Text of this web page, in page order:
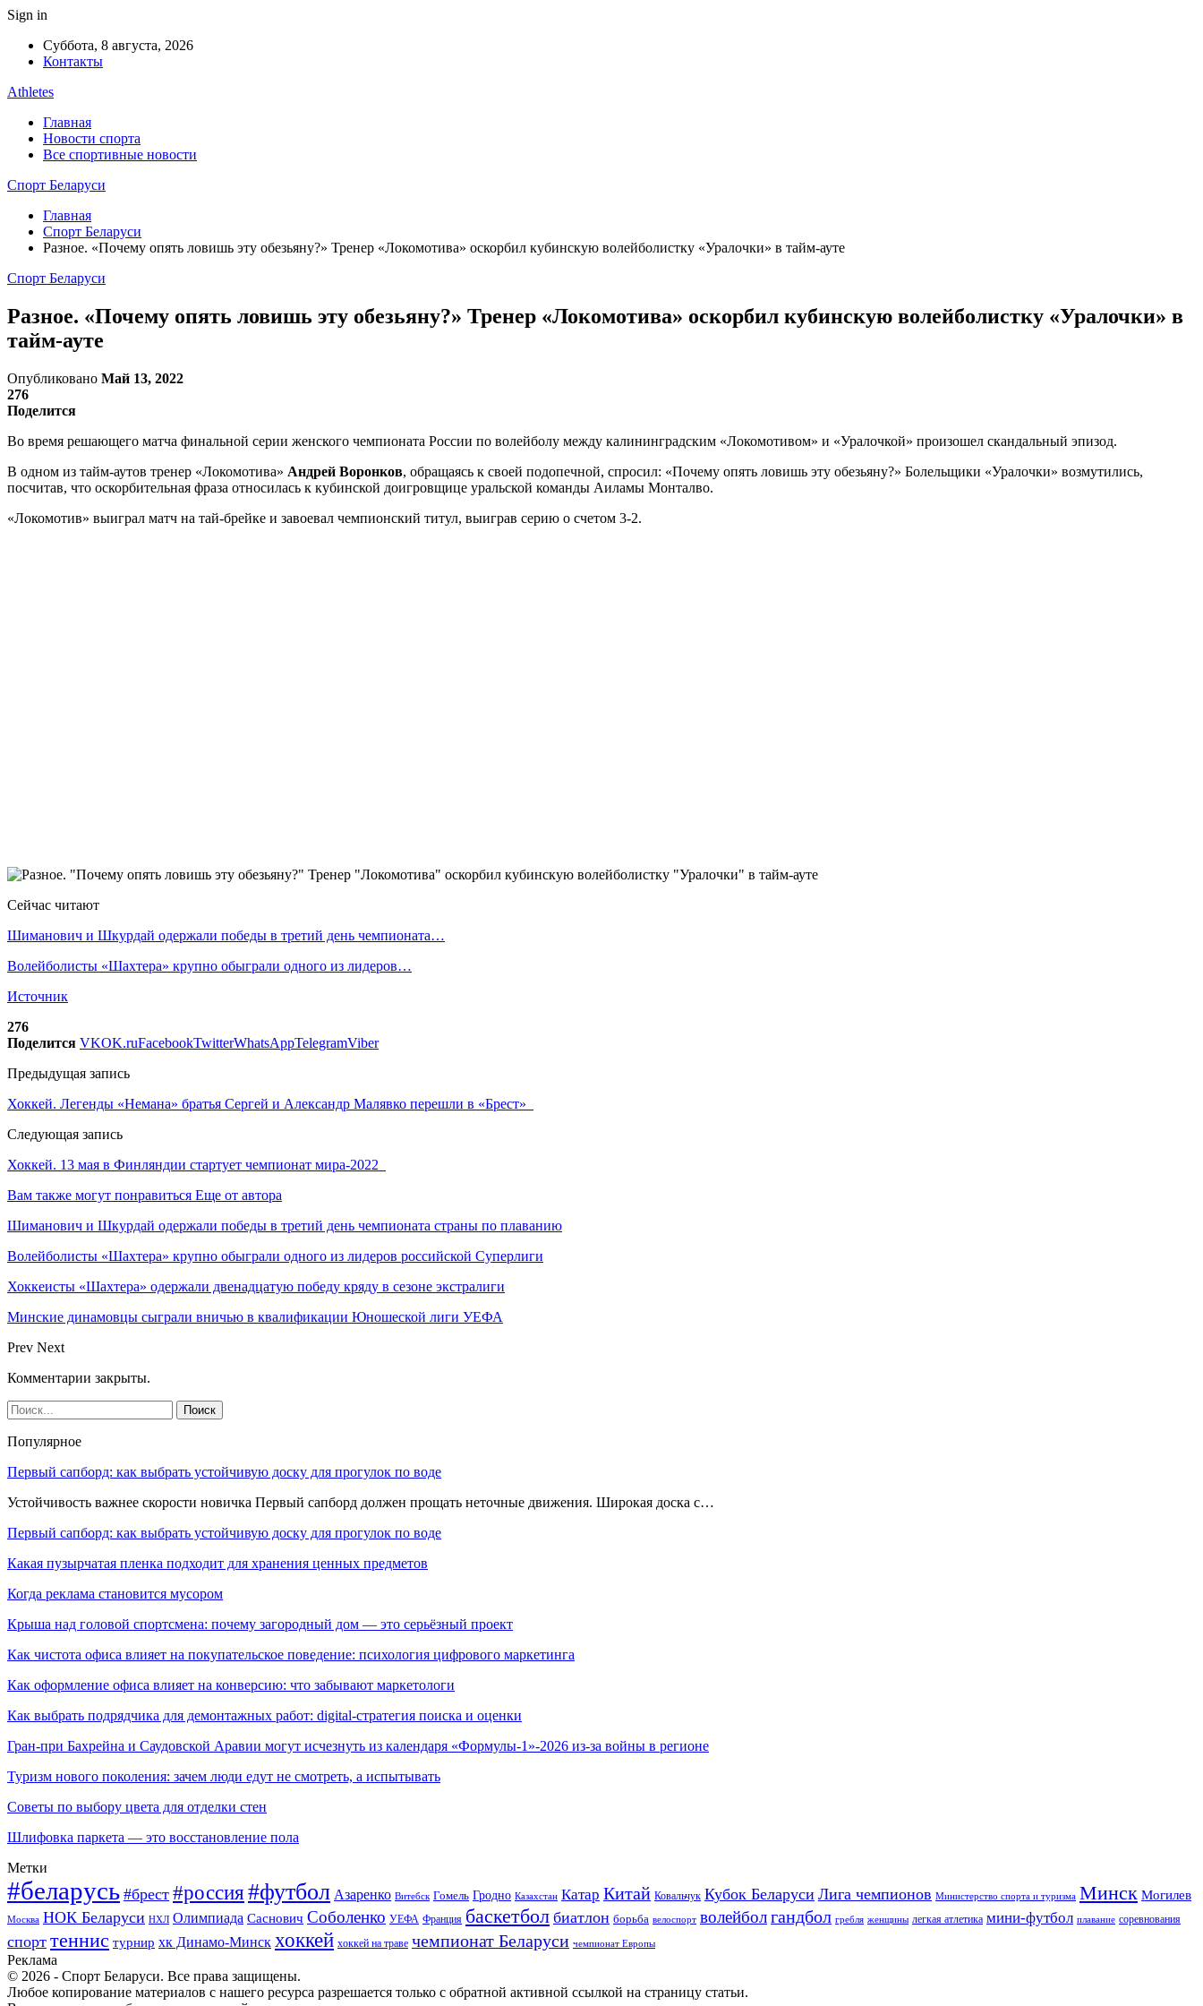
Sign in
Суббота, 8 августа, 2026
Контакты
Athletes
Главная
Новости спорта
Все спортивные новости
Спорт Беларуси
Главная
Спорт Беларуси
Разное. «Почему опять ловишь эту обезьяну?» Тренер «Локомотива» оскорбил кубинскую волейболистку «Уралочки» в тайм-ауте
Спорт Беларуси
Разное. «Почему опять ловишь эту обезьяну?» Тренер «Локомотива» оскорбил кубинскую волейболистку «Уралочки» в
тайм-ауте
Опубликовано Май 13, 2022
276
Поделится
Во время решающего матча финальной серии женского чемпионата России по волейболу между калининградским «Локомотивом» и «Уралочкой» произошел скандальный эпизод.
В одном из тайм-аутов тренер «Локомотива» Андрей Воронков, обращаясь к своей подопечной, спросил: «Почему опять ловишь эту обезьяну?» Болельщики «Уралочки» возмутились,
посчитав, что оскорбительная фраза относилась к кубинской доигровщице уральской команды Аиламы Монталво.
«Локомотив» выиграл матч на тай-брейке и завоевал чемпионский титул, выиграв серию о счетом 3-2.
Сейчас читают
Шиманович и Шкурдай одержали победы в третий день чемпионата…
Волейболисты «Шахтера» крупно обыграли одного из лидеров…
Источник
276
Поделится VKOK.ruFacebookTwitterWhatsAppTelegramViber
Предыдущая запись
Хоккей. Легенды «Немана» братья Сергей и Александр Малявко перешли в «Брест»
Следующая запись
Хоккей. 13 мая в Финляндии стартует чемпионат мира-2022
Вам также могут понравиться Еще от автора
Шиманович и Шкурдай одержали победы в третий день чемпионата страны по плаванию
Волейболисты «Шахтера» крупно обыграли одного из лидеров российской Суперлиги
Хоккеисты «Шахтера» одержали двенадцатую победу кряду в сезоне экстралиги
Минские динамовцы сыграли вничью в квалификации Юношеской лиги УЕФА
Prev Next
Комментарии закрыты.
Популярное
Первый сапборд: как выбрать устойчивую доску для прогулок по воде
Устойчивость важнее скорости новичка Первый сапборд должен прощать неточные движения. Широкая доска с…
Первый сапборд: как выбрать устойчивую доску для прогулок по воде
Какая пузырчатая пленка подходит для хранения ценных предметов
Когда реклама становится мусором
Крыша над головой спортсмена: почему загородный дом — это серьёзный проект
Как чистота офиса влияет на покупательское поведение: психология цифрового маркетинга
Как оформление офиса влияет на конверсию: что забывают маркетологи
Как выбрать подрядчика для демонтажных работ: digital-стратегия поиска и оценки
Гран-при Бахрейна и Саудовской Аравии могут исчезнуть из календаря «Формулы-1»-2026 из-за войны в регионе
Туризм нового поколения: зачем люди едут не смотреть, а испытывать
Советы по выбору цвета для отделки стен
Шлифовка паркета — это восстановление пола
Метки
#беларусь #брест #россия#футбол Азаренко Витебск Гомель Гродно Казахстан Катар Китай Ковальчук Кубок Беларуси Лига чемпионов Министерство спорта и туризма Минск Могилев
Москва НОК Беларуси НХЛ Олимпиада Саснович Соболенко УЕФА Франция баскетбол биатлон борьба велоспорт волейболгандбол гребля женщины легкая атлетика мини-футбол плавание соревнования
спорт теннис турнир хк Динамо-Минск хоккей хоккей на траве чемпионат Беларуси чемпионат Европы
Реклама
© 2026 - Спорт Беларуси. Все права защищены.
Любое копирование материалов с нашего ресурса разрешается только с обратной активной ссылкой на страницу статьи.